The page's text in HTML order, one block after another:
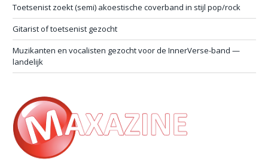
Toetsenist zoekt (semi) akoestische coverband in stijl pop/rock
Gitarist of toetsenist gezocht
Muzikanten en vocalisten gezocht voor de InnerVerse-band —
landelijk